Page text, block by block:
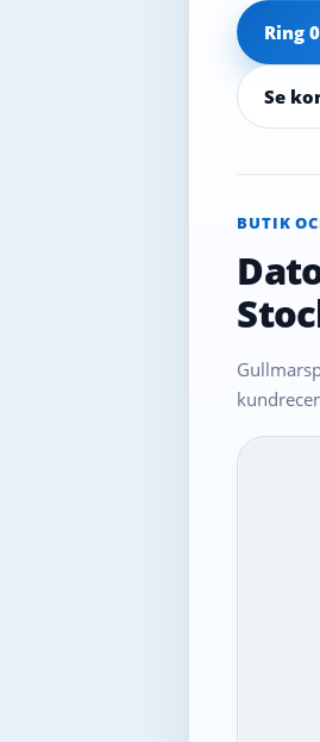
Ring
Se
BUTIK